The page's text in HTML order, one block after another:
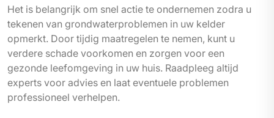
Het is belangrijk om snel actie te ondernemen zodra u
tekenen van grondwater­problemen in uw kelder
opmerkt. Door tijdig maatregelen te nemen, kunt u
verdere schade voorkomen en zorgen voor een
gezonde leefomgeving in uw huis. Raadpleeg altijd
experts voor advies en laat eventuele problemen
professioneel verhelpen.